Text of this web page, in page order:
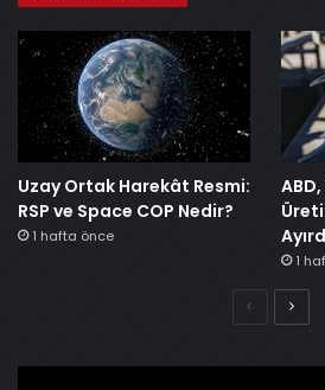
Uzay Ortak Harekât Resmi:
RSP ve Space COP Nedir?
1 hafta önce
1
Önceki